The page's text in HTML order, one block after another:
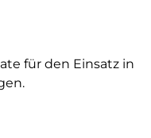
für den Einsatz in